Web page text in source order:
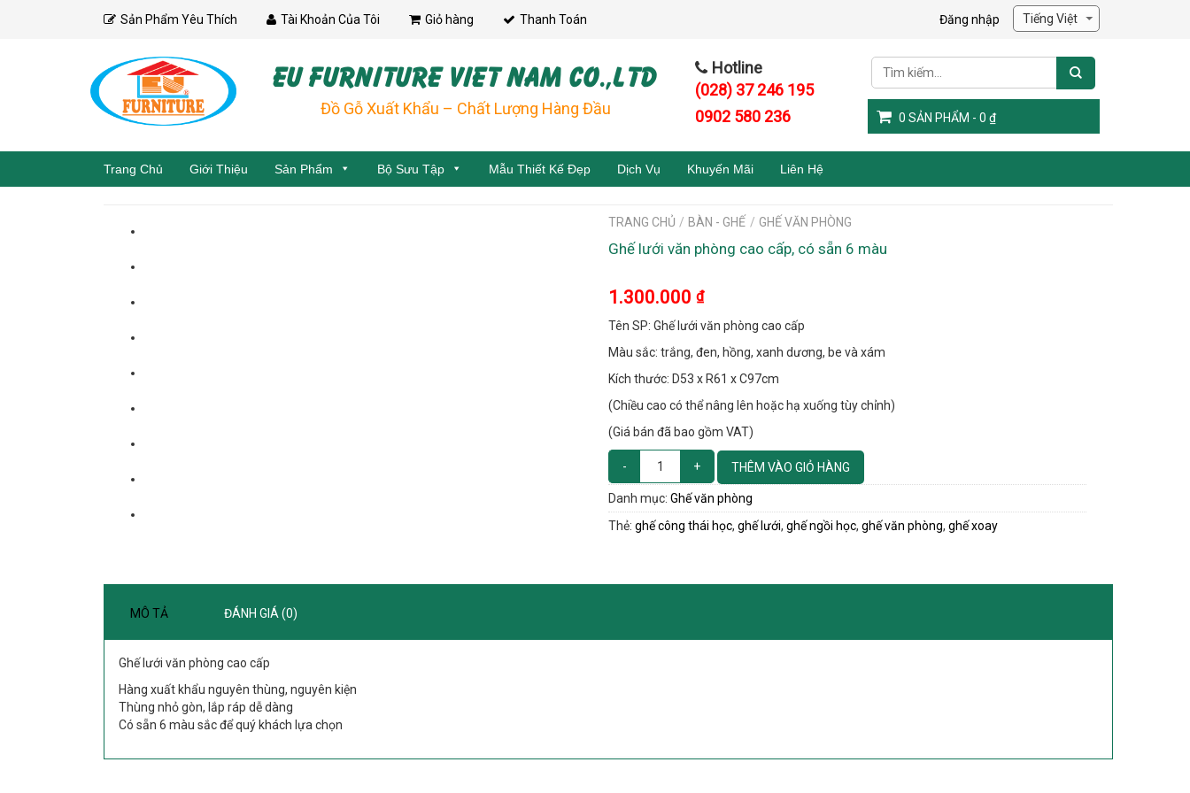
Sản Phẩm Yêu Thích Tài Khoản Của Tôi Giỏ hàng Thanh Toán Đăng nhập
EU FURNITURE VIET NAM CO.,LTD
Đồ Gỗ Xuất Khẩu – Chất Lượng Hàng Đầu
Hotline
(028) 37 246 195
0902 580 236
0 SẢN PHẨM - 0 ₫
Trang Chủ Giới Thiệu Sản Phẩm Bộ Sưu Tập Mẫu Thiết Kế Đẹp Dịch Vụ Khuyến Mãi Liên Hệ
TRANG CHỦ / BÀN - GHẾ / GHẾ VĂN PHÒNG
Ghế lưới văn phòng cao cấp, có sẵn 6 màu
1.300.000 ₫
Tên SP: Ghế lưới văn phòng cao cấp
Màu sắc: trắng, đen, hồng, xanh dương, be và xám
Kích thước: D53 x R61 x C97cm
(Chiều cao có thể nâng lên hoặc hạ xuống tùy chỉnh)
(Giá bán đã bao gồm VAT)
THÊM VÀO GIỎ HÀNG
Danh mục: Ghế văn phòng
Thẻ: ghế công thái học, ghế lưới, ghế ngồi học, ghế văn phòng, ghế xoay
MÔ TẢ ĐÁNH GIÁ (0)
Ghế lưới văn phòng cao cấp
Hàng xuất khẩu nguyên thùng, nguyên kiện
Thùng nhỏ gòn, lắp ráp dễ dàng
Có sẵn 6 màu sắc để quý khách lựa chọn